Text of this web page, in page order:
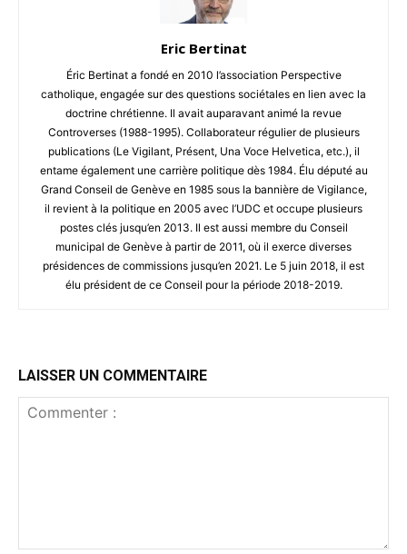
Eric Bertinat
Éric Bertinat a fondé en 2010 l’association Perspective
catholique, engagée sur des questions sociétales en lien avec la
doctrine chrétienne. Il avait auparavant animé la revue
Controverses (1988-1995). Collaborateur régulier de plusieurs
publications (Le Vigilant, Présent, Una Voce Helvetica, etc.), il
entame également une carrière politique dès 1984. Élu député au
Grand Conseil de Genève en 1985 sous la bannière de Vigilance,
il revient à la politique en 2005 avec l’UDC et occupe plusieurs
postes clés jusqu’en 2013. Il est aussi membre du Conseil
municipal de Genève à partir de 2011, où il exerce diverses
présidences de commissions jusqu’en 2021. Le 5 juin 2018, il est
élu président de ce Conseil pour la période 2018-2019.
LAISSER UN COMMENTAIRE